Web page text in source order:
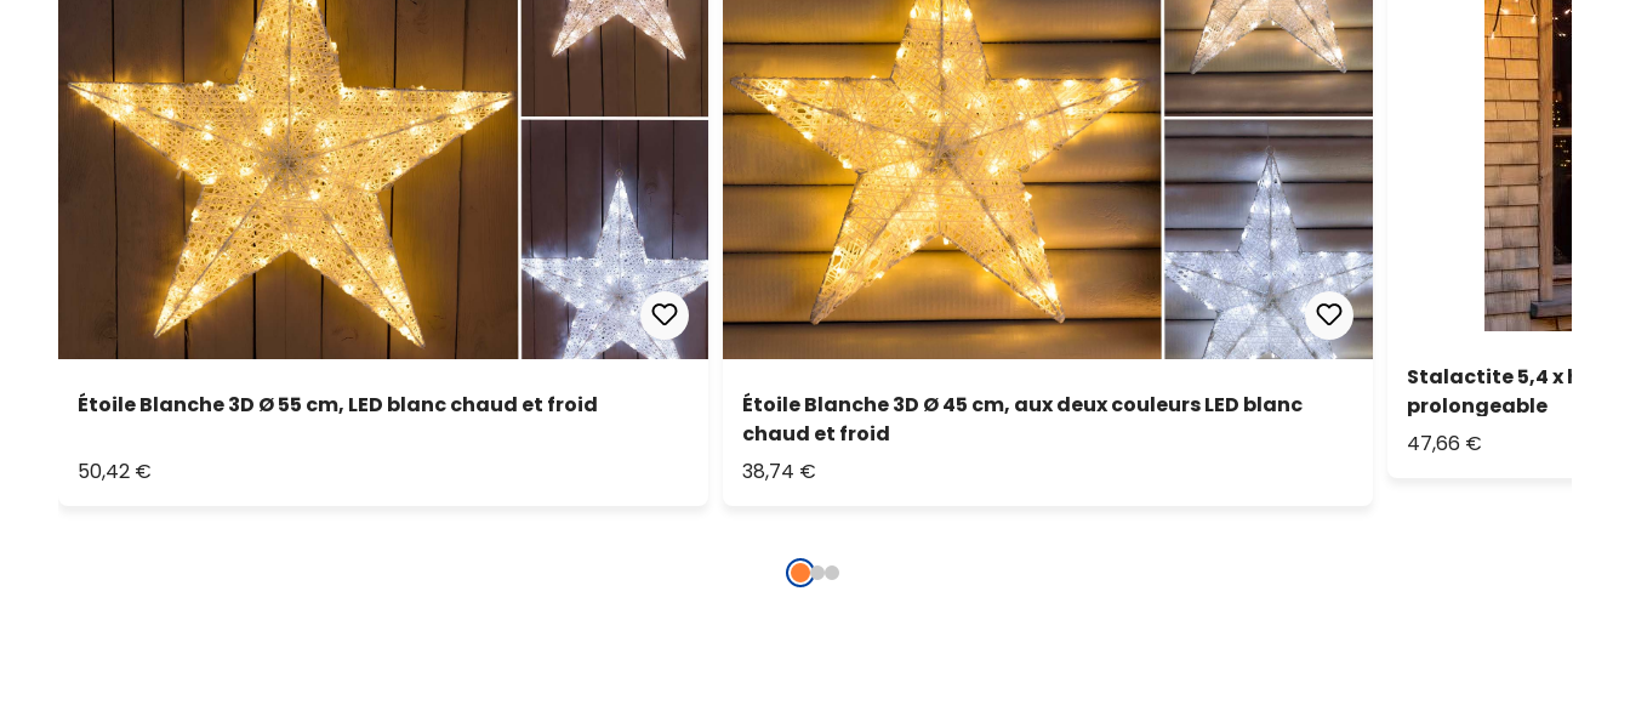
Étoile Blanche 3D Ø 55 cm, LED blanc chaud et froid
50,42 €
Étoile Blanche 3D Ø 45 cm, aux deux couleurs LED blanc
chaud et froid
38,74 €
Stalactite 5,4 x h
prolongeable
47,66 €